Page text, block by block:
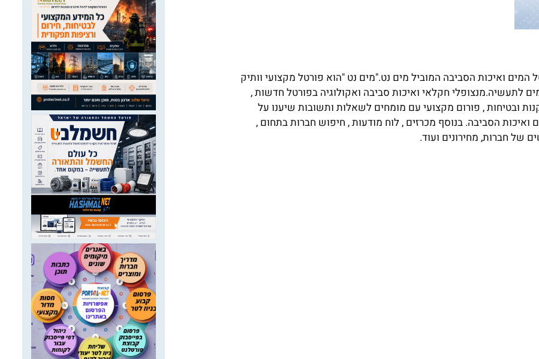
ואיכות הסביבה המוביל מים נט."מים נט "הוא פורטל מקצועי וותיק
לתעשיה.מנצופלי חקלאי ואיכות סביבה ואקולוגיה בפורטל חדשות ,
ובטיחות , פורום מקצועי עם מומחים לשאלות ותשובות שיענו על
הסביבה. בנוסף מכרזים , לוח מודעות , חיפוש חברות בתחום ,
של חברות, מחירונים ועוד.